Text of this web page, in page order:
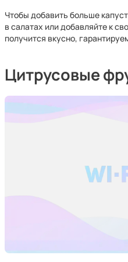
Чтобы добавить больше
в салатах или добавляйте к
получится вкусно,
Цитрусовые